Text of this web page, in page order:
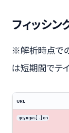
フィッシ
※解析時点での
は短期間でテ
URL
gqymgws[.]cn